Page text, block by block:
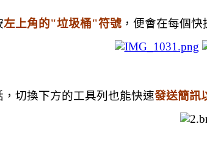
左上角的"垃圾桶"符號 ，便會在每個
切換下方的工具列也能快速發送簡訊